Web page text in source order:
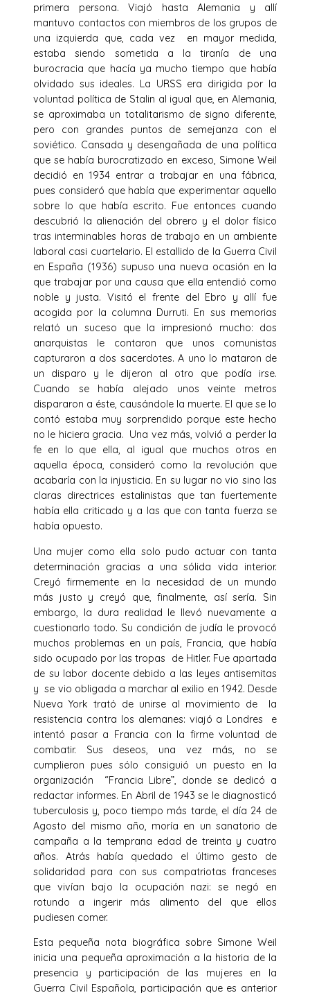
primera persona. Viajó hasta Alemania y allí
mantuvo contactos con miembros de los grupos de
una izquierda que, cada vez en mayor medida,
estaba siendo sometida a la tiranía de una
burocracia que hacía ya mucho tiempo que había
olvidado sus ideales. La URSS era dirigida por la
voluntad política de Stalin al igual que, en Alemania,
se aproximaba un totalitarismo de signo diferente,
pero con grandes puntos de semejanza con el
soviético. Cansada y desengañada de una política
que se había burocratizado en exceso, Simone Weil
decidió en 1934 entrar a trabajar en una fábrica,
pues consideró que había que experimentar aquello
sobre lo que había escrito. Fue entonces cuando
descubrió la alienación del obrero y el dolor físico
tras interminables horas de trabajo en un ambiente
laboral casi cuartelario. El estallido de la Guerra Civil
en España (1936) supuso una nueva ocasión en la
que trabajar por una causa que ella entendió como
noble y justa. Visitó el frente del Ebro y allí fue
acogida por la columna Durruti. En sus memorias
relató un suceso que la impresionó mucho: dos
anarquistas le contaron que unos comunistas
capturaron a dos sacerdotes. A uno lo mataron de
un disparo y le dijeron al otro que podía irse.
Cuando se había alejado unos veinte metros
dispararon a éste, causándole la muerte. El que se lo
contó estaba muy sorprendido porque este hecho
no le hiciera gracia. Una vez más, volvió a perder la
fe en lo que ella, al igual que muchos otros en
aquella época, consideró como la revolución que
acabaría con la injusticia. En su lugar no vio sino las
claras directrices estalinistas que tan fuertemente
había ella criticado y a las que con tanta fuerza se
había opuesto.
Una mujer como ella solo pudo actuar con tanta
determinación gracias a una sólida vida interior.
Creyó firmemente en la necesidad de un mundo
más justo y creyó que, finalmente, así sería. Sin
embargo, la dura realidad le llevó nuevamente a
cuestionarlo todo. Su condición de judía le provocó
muchos problemas en un país, Francia, que había
sido ocupado por las tropas de Hitler. Fue apartada
de su labor docente debido a las leyes antisemitas
y se vio obligada a marchar al exilio en 1942. Desde
Nueva York trató de unirse al movimiento de la
resistencia contra los alemanes: viajó a Londres e
intentó pasar a Francia con la firme voluntad de
combatir. Sus deseos, una vez más, no se
cumplieron pues sólo consiguió un puesto en la
organización “Francia Libre”, donde se dedicó a
redactar informes. En Abril de 1943 se le diagnosticó
tuberculosis y, poco tiempo más tarde, el día 24 de
Agosto del mismo año, moría en un sanatorio de
campaña a la temprana edad de treinta y cuatro
años. Atrás había quedado el último gesto de
solidaridad para con sus compatriotas franceses
que vivían bajo la ocupación nazi: se negó en
rotundo a ingerir más alimento del que ellos
pudiesen comer.
Esta pequeña nota biográfica sobre Simone Weil
inicia una pequeña aproximación a la historia de la
presencia y participación de las mujeres en la
Guerra Civil Española, participación que es anterior